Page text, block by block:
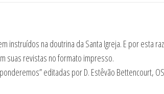
na doutrina da Santa Igreja. E por esta
suas revistas no formato impresso.
editadas por D. Estêvão Bettencourt,